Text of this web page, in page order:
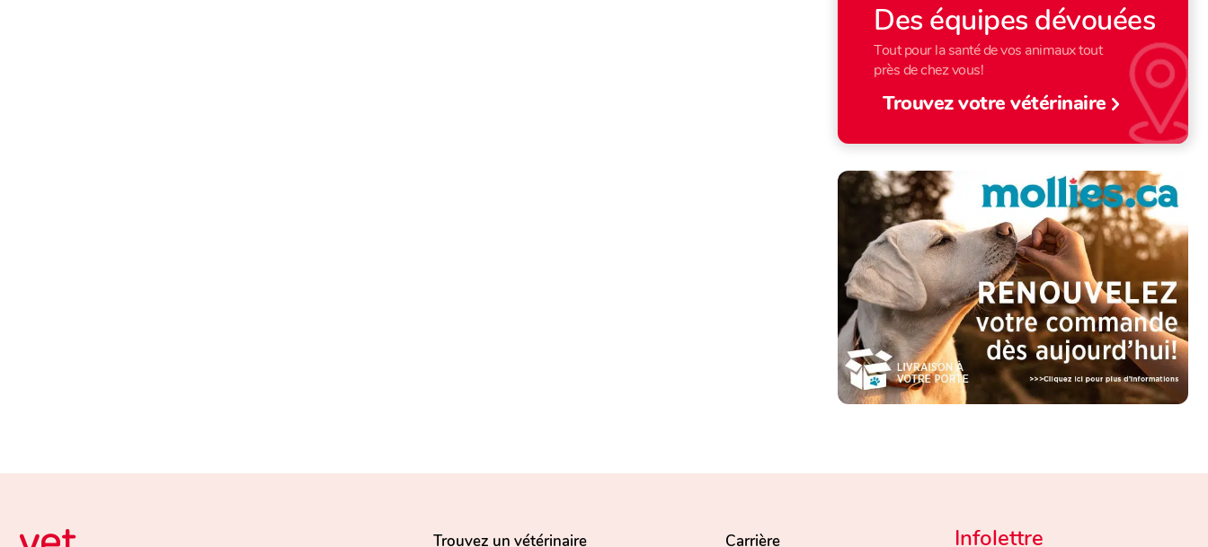
Des équipes dévouées
Tout pour la santé de vos animaux tout
près de chez vous!
Trouvez votre vétérinaire
Trouvez un vétérinaire Carrière Infolettre